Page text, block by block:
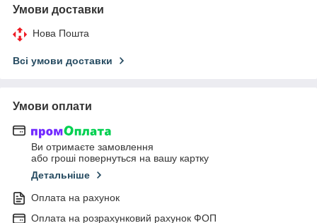
Умови доставки
Нова Пошта
Всі умови доставки
Умови оплати
Ви отримаєте замовлення
або гроші повернуться на вашу картку
Детальніше
Оплата на рахунок
Оплата на розрахунковий рахунок ФОП